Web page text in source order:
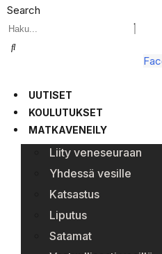
Search
UUTISET
KOULUTUKSET
MATKAVENEILY
Liity veneseuraan
Yhdessä vesille
Katsastus
Liputus
Satamat